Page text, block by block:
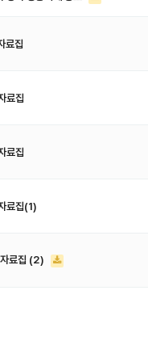
료집
료집
료집
료집(1)
료집 (2)